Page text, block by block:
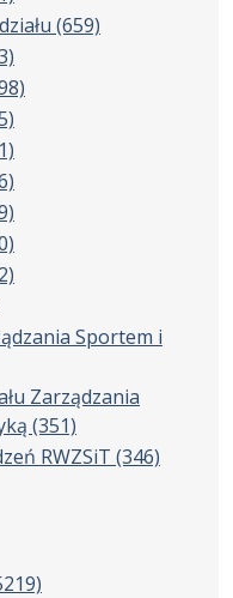
(659)
Sportem i
Zarządzania
(351)
RWZSiT (346)